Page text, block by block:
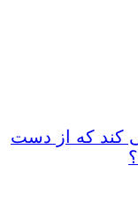
کند که از دست